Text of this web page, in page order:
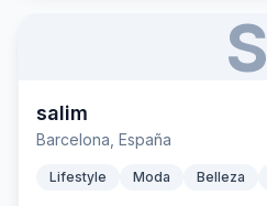
S
salim
Barcelona, España
Lifestyle Moda Belleza